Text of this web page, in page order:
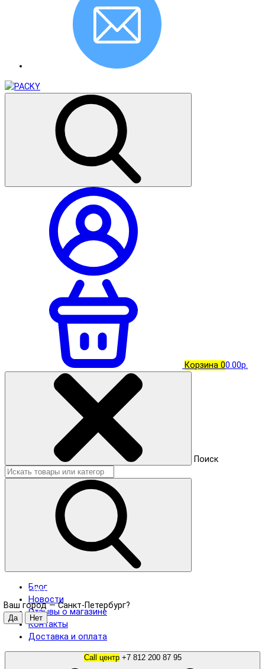
Корзина 00.00р.
Поиск
Санкт-Петербург
Ваш город —Санкт-Петербург?
Блог
Новости
Отзывы о магазине
Контакты
Доставка и оплата
Call центр +7 812 200 87 95